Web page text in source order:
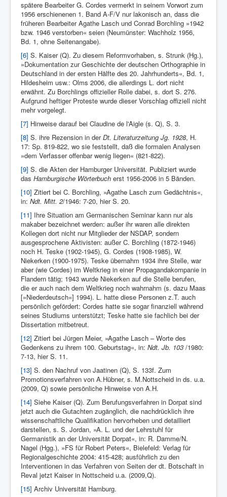
spätere Bearbeiter G. Cordes vermerkt in seinem Vorwort zum
1956 erschienenen 1. Band A-F/V nur lakonisch an, dass die
früheren Bearbeiter Agathe Lasch und Conrad Borchling »1942
bzw. 1946 verstorben« seien (Neumünster: Wachholz 1956,
Bd. 1, ohne Seitenangabe).
[6] S. Kaiser (Q). Zu diesem Reformvorhaben, s. Strunk (Hg.),
»Dokumentation zur Geschichte der deutschen Orthographie in
Deutschland in der ersten Hälfte des 20. Jahrhunderts«, Bd. 1,
Hildesheim usw.: Olms 2006, die allerdings L. dort nicht
erwähnt. Zu Borchlings offizieller Rolle dabei, s. dort S. 276.
Aufgrund heftiger Proteste wurde dieser Vorschlag offiziell nicht
mehr vorgelegt.
[7] Hinweise darauf bei Claudine de l'Aigle (s. Q), S. 3.
[8] S. ihre Rezension in derDt. Literaturzeitung Jg. 1928, H.
17: Sp. 819-822, wo sie feststellt, daß die formalen Analysen
»dem Verfasser offenbar wenig liegen« (821-822).
[9] S. die Akten der Hamburger Universität. Publiziert wurde
das Hamburgische Wörterbuch erst 1956-2006 in 5 Bänden.
[10] Zitiert bei C. Borchling, »Agathe Lasch zum Ge­dächtnis«,
in: Ndt. Mitt. 2/1946: 7-20, hier S. 20.
[11] Ihre Situation am Germanischen Seminar kann nur als
makaber bezeichnet werden: außer ihr waren alle direkten
Kollegen dort nicht nur Mitglieder der NSDAP, sondern
ausgesprochene Aktivisten: außer C. Borchling (1872-1946)
noch H. Teske (1902-1945), G. Cordes (1908-1985), W.
Niekerken (1900-1975). Teske übernahm 1934 ihre Stelle, war
aber (wie Cordes) im Weltkrieg in einer Propagandakompanie in
Flandern tätig; 1943 wurde Niekerken auf die Stelle berufen,
die er auch nach dem Weltkrieg noch wahrnahm (s. dazu Maas
[»Niederdeutsch«] 1994). L. hatte diese Personen z.T. auch
persönlich gefördert: Cordes hatte sie sogar finanziell während
seines Studiums unterstützt; Teske hatte sie fachlich bei der
Dissertation mitbetreut.
[12] Zi­tiert bei Jürgen Meier, »Agathe Lasch – Worte des
Gedenkens zu ih­rem 100. Ge­burtstag«, in: Ndt. Jb. 103 /1980:
7-13, hier S. 11.
[13] S. den Nachruf von Jaatinen (Q), S. 133f. Zum
Promotionsverfahren von A.Hübner, s. M.Nottscheid in ds. u.a.
(2009, Q) sowie persönliche Hinweise von A.H.
[14] Siehe Kaiser (Q). Zum Berufungsverfahren in Dorpat sind
jetzt auch die Gutachten zugänglich, die nachdrücklich ihre
wissenschaftliche Qualifikation hervorheben und detailliert
darstellen, s. S. Jordan, »A. L. und der Lehrstuhl für
Germanistik an der Universität Dorpat«, in: R. Damme/N.
Nagel (Hgg.), »FS für Robert Peters«, Bielefeld: Verlag für
Regionalgeschichte 2004: 415-428; ausführlich zu den
Interventionen in das Verfahren von Seiten der dt. Botschaft in
Reval jetzt Kaiser in Nottscheid u.a. (2009,Q).
[15] Archiv Universität Hamburg.